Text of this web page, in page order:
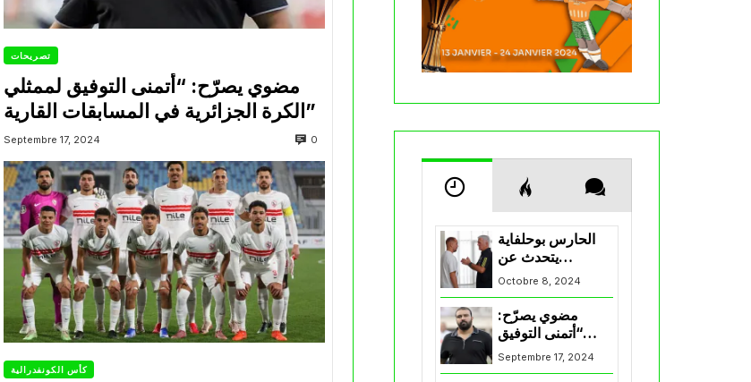
تصريحات
مضوي يصرّح: “أتمنى التوفيق لممثلي
الكرة الجزائرية في المسابقات القارية”
Septembre 17, 2024 0
كأس الكونفدرالية
الحارس بوحلفاية
يتحدث عن
طموحاته مع
المنتخب و شباب
قسنطينة
Octobre 8, 2024
مضوي يصرّح:
“أتمنى التوفيق
لممثلي الكرة
الجزائرية في
Septembre 17, 2024